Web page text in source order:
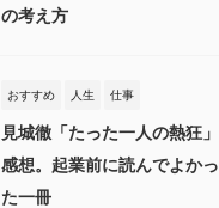
の考え方
おすすめ 人生 仕事
見城徹「たった一人の熱狂」
感想。起業前に読んでよかっ
た一冊